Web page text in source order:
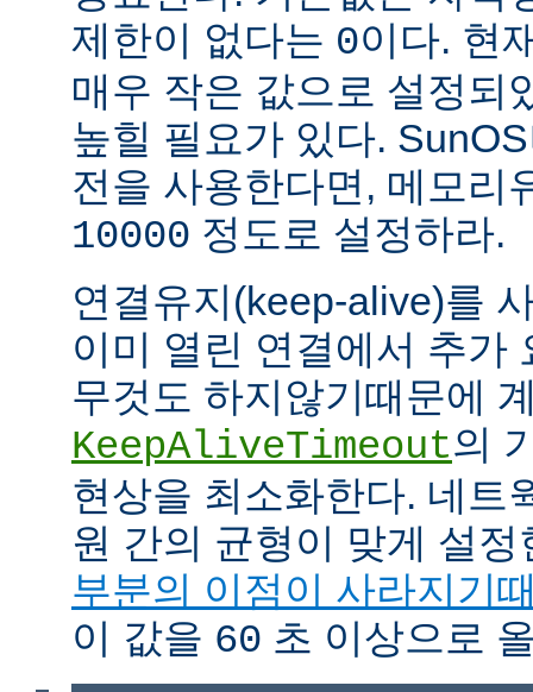
제한이 없다는 0이다. 현
매우 작은 값으로 설정되
높힐 필요가 있다.
전을 사용한다면, 메모리
10000 정도로 설정하라.
연결유지(keep-alive)를
이미 열린 연결에서 추가
무것도 하지않기때문에
KeepAliveTimeout의
현상을 최소화한다. 네트
원 간의 균형이 맞게 설
부분의 이점이 사라지기
이 값을 60 초 이상으로